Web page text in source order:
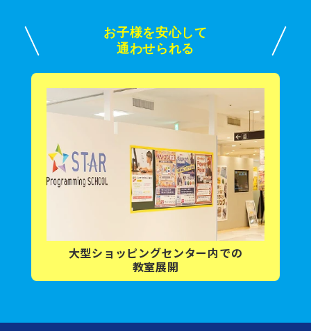
お子様を安心して
通わせられる
大型ショッピングセンター内での
教室展開